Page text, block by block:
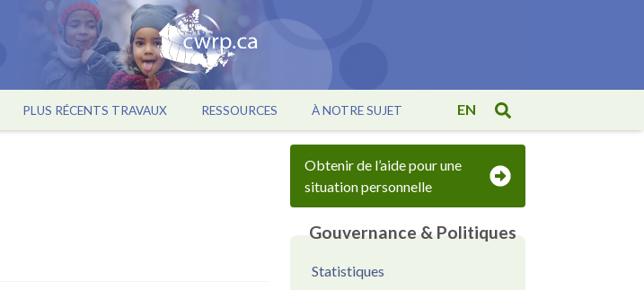
PLUS RÉCENTS TRAVAUX RESSOURCES À NOTRE SUJET EN
Obtenir de l’aide pour une
situation personnelle
Gouvernance & Politiques
Statistiques